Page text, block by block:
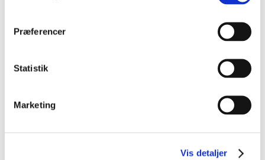
Præferencer
Statistik
Marketing
Vis detaljer